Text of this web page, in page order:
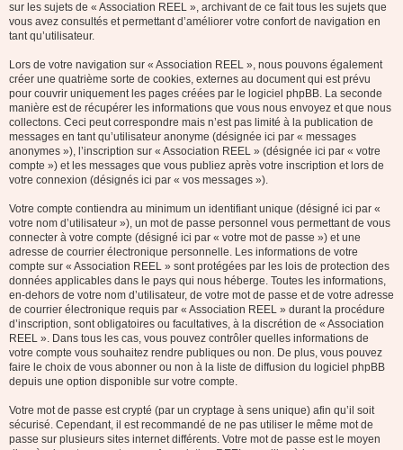
sur les sujets de « Association REEL », archivant de ce fait tous les sujets que
vous avez consultés et permettant d’améliorer votre confort de navigation en
tant qu’utilisateur.
Lors de votre navigation sur « Association REEL », nous pouvons également
créer une quatrième sorte de cookies, externes au document qui est prévu
pour couvrir uniquement les pages créées par le logiciel phpBB. La seconde
manière est de récupérer les informations que vous nous envoyez et que nous
collectons. Ceci peut correspondre mais n’est pas limité à la publication de
messages en tant qu’utilisateur anonyme (désignée ici par « messages
anonymes »), l’inscription sur « Association REEL » (désignée ici par « votre
compte ») et les messages que vous publiez après votre inscription et lors de
votre connexion (désignés ici par « vos messages »).
Votre compte contiendra au minimum un identifiant unique (désigné ici par «
votre nom d’utilisateur »), un mot de passe personnel vous permettant de vous
connecter à votre compte (désigné ici par « votre mot de passe ») et une
adresse de courrier électronique personnelle. Les informations de votre
compte sur « Association REEL » sont protégées par les lois de protection des
données applicables dans le pays qui nous héberge. Toutes les informations,
en-dehors de votre nom d’utilisateur, de votre mot de passe et de votre adresse
de courrier électronique requis par « Association REEL » durant la procédure
d’inscription, sont obligatoires ou facultatives, à la discrétion de « Association
REEL ». Dans tous les cas, vous pouvez contrôler quelles informations de
votre compte vous souhaitez rendre publiques ou non. De plus, vous pouvez
faire le choix de vous abonner ou non à la liste de diffusion du logiciel phpBB
depuis une option disponible sur votre compte.
Votre mot de passe est crypté (par un cryptage à sens unique) afin qu’il soit
sécurisé. Cependant, il est recommandé de ne pas utiliser le même mot de
passe sur plusieurs sites internet différents. Votre mot de passe est le moyen